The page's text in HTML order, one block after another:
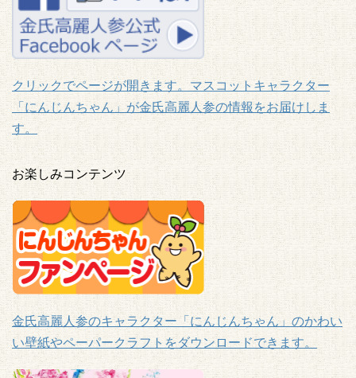
クリックでページが開きます。マスコットキャラクター
「にんじんちゃん」が金氏高麗人参の情報をお届けしま
す。
お楽しみコンテンツ
金氏高麗人参のキャラクター「にんじんちゃん」のかわい
い壁紙やペーパークラフトをダウンロードできます。